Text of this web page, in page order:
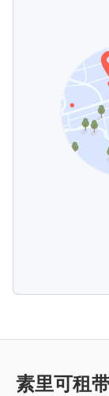
素里可租